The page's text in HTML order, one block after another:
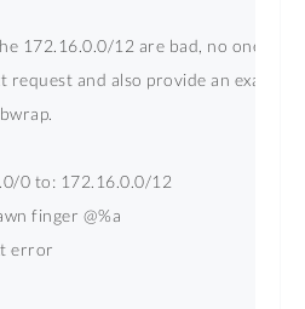
172.16.0.0/12 are bad, no one
request and also provide an example
0 to: 172.16.0.0/12
finger @%a
error